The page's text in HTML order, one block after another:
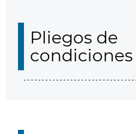
Pliegos de
condiciones